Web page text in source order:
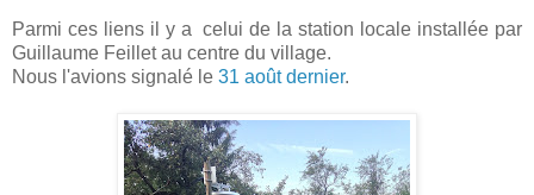
Parmi ces liens il y a celui de la station locale installée par
Guillaume Feillet au centre du village.
Nous l'avions signalé le 31 août dernier.